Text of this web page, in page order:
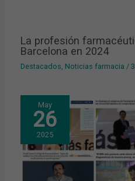
La profesión
Barcelona en 2024
Destacados Noticias farmacia /
May
26
2025